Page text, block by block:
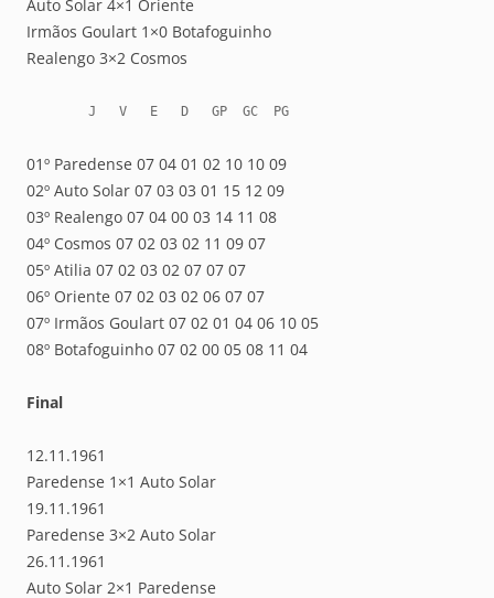
Auto Solar 4×1 Oriente
Irmãos Goulart 1×0 Botafoguinho
Realengo 3×2 Cosmos
        J   V   E   D   GP  GC  PG
01º Paredense 07 04 01 02 10 10 09
02º Auto Solar 07 03 03 01 15 12 09
03º Realengo 07 04 00 03 14 11 08
04º Cosmos 07 02 03 02 11 09 07
05º Atilia 07 02 03 02 07 07 07
06º Oriente 07 02 03 02 06 07 07
07º Irmãos Goulart 07 02 01 04 06 10 05
08º Botafoguinho 07 02 00 05 08 11 04
Final
12.11.1961
Paredense 1×1 Auto Solar
19.11.1961
Paredense 3×2 Auto Solar
26.11.1961
Auto Solar 2×1 Paredense